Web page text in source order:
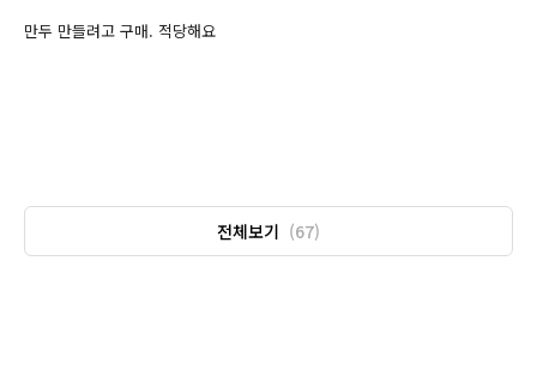
만두 만들려고 구매. 적당해요
전체보기 (67)